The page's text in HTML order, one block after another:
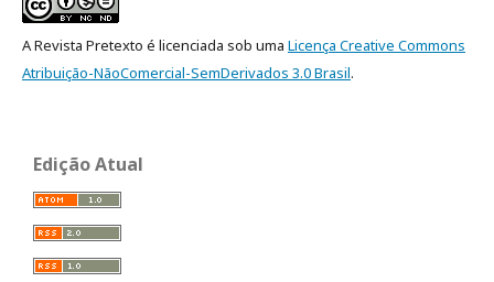
A Revista Pretexto é licenciada sob uma Licença Creative Commons
Atribuição-NãoComercial-SemDerivados 3.0 Brasil.
Edição Atual